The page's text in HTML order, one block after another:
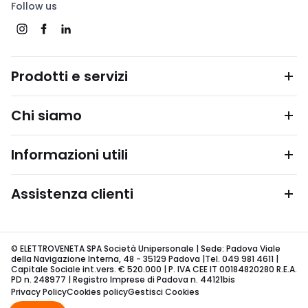
Follow us
Prodotti e servizi
Chi siamo
Informazioni utili
Assistenza clienti
© ELETTROVENETA SPA Società Unipersonale | Sede: Padova Viale
della Navigazione Interna, 48 - 35129 Padova |Tel. 049 981 4611 |
Capitale Sociale int.vers. € 520.000 | P. IVA CEE IT 00184820280 R.E.A.
PD n. 248977 | Registro Imprese di Padova n. 44121bis
Privacy PolicyCookies policyGestisci Cookies